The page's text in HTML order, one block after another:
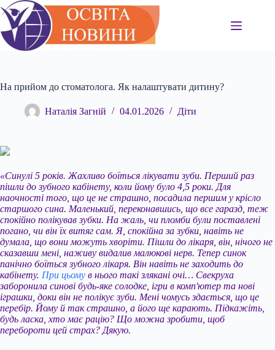
Перейти
до
вмісту
На прийом до стоматолога. Як налаштувати дитину?
Наталія Загній 04.01.2026 Діти
«Синулі 5 років. Жахливо боїться лікувати зуби. Перший раз
пішли до зубного кабінету, коли йому було 4,5 роки. Для
наочності того, що це не страшно, посадила першим у крісло
старшого сина. Маленький, переконавшись, що все гаразд, теж
спокійно полікував зубки. На жаль, чи пломби були поставлені
погано, чи він їх витяг сам. Я, спокійна за зубки, навіть не
думала, що вони можуть хворіти. Пішли до лікаря, він, нічого не
сказавши мені, наживу видалив малюкові нерв. Тепер синок
панічно боїтьсязубного лікаря. Він навіть не заходить до
кабінету. При цьому в нього такі злякані очі… Свекруха
заборонила синові будь-яке солодке, ігри в комп'ютер та нові
іграшки, доки він не полікує зуби. Мені чомусь здається, що це
перебір. Йому й так страшно, а його ще карають. Підкажіть,
будь ласка, хто має рацію? Що можна зробити, щоб
перебороти цей страх? Дякую.